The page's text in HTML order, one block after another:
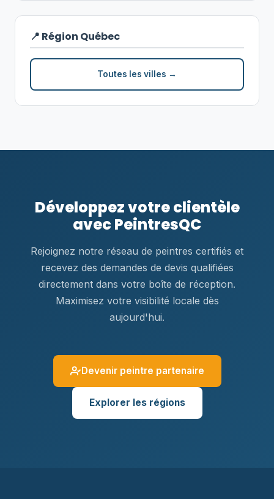
📍 Région Québec
Toutes les villes →
Développez votre clientèle
avec PeintresQC
Rejoignez notre réseau de peintres certifiés et
recevez des demandes de devis qualifiées
directement dans votre boîte de réception.
Maximisez votre visibilité locale dès
aujourd'hui.
Devenir peintre partenaire
Explorer les régions